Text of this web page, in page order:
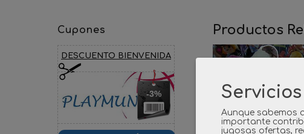
Cupones
DESCUENTO BIENVENIDA
-3%
Productos
Aunque sabemos
importante
jugosas ofertas,